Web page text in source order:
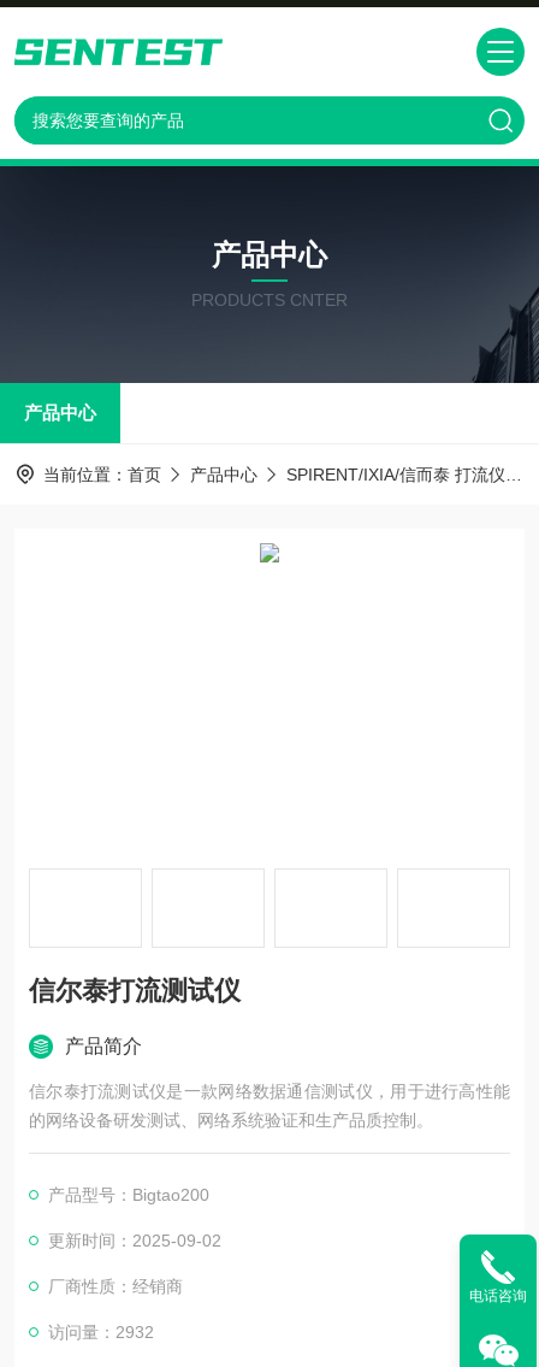
产品中心
PRODUCTS CNTER
产品中心
当前位置： 首页 产品中心 SPIRENT/IXIA/信而泰 打流仪
信尔泰打流测试仪
产品简介
信尔泰打流测试仪是一款网络数据通信测试仪，用于进行高性能
的网络设备研发测试、网络系统验证和生产品质控制。
产品型号：Bigtao200
更新时间：2025-09-02
厂商性质：经销商
访问量：2932
电话咨询